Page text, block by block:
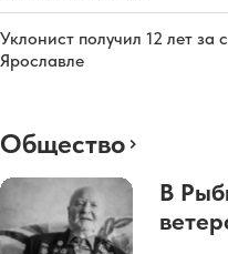
Уклонист получил 12 лет за
Ярославле
Общество
В